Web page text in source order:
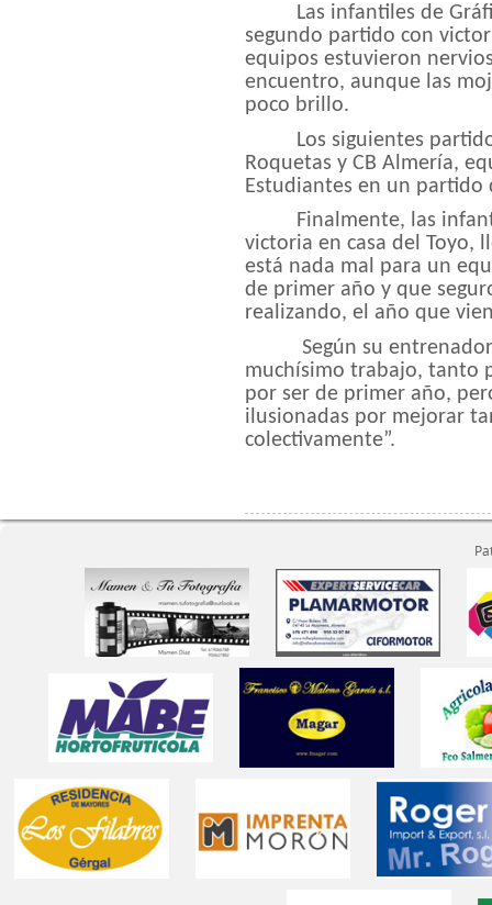
Las infantiles de
segundo partido con
equipos estuvieron
encuentro, aunque las
poco brillo.
Los siguientes
Roquetas y CB Almería,
Estudiantes en un
Finalmente, las
victoria en casa del Toyo,
está nada mal para un
de primer año y que
realizando, el año que
Según su
muchísimo trabajo, tanto
por ser de primer año,
ilusionadas por mejorar
colectivamente”.